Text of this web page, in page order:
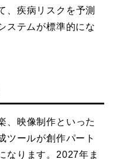
、疾病リスクを予測
ステムが標準的にな
、映像制作といった
ツールが創作パート
なります。2027年ま